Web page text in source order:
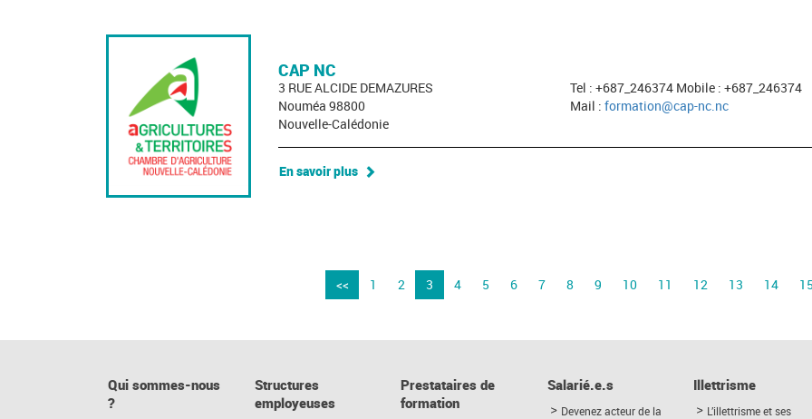
CAP NC
3 RUE ALCIDE DEMAZURES
Nouméa 98800
Nouvelle-Calédonie
Tel : +687_246374 Mobile : +687_246374
Mail : formation@cap-nc.nc
En savoir plus
<< 1 2 3 4 5 6 7 8 9 10 11 12 13 14 15
Qui sommes-nous
?
Structures
employeuses
Prestataires de
formation
Salarié.e.s
Devenez acteur de la
Illettrisme
L’illettrisme et ses